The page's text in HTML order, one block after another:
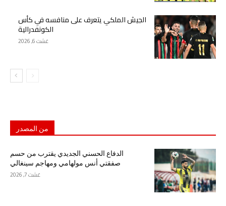
الجيش الملكي يتعرف على منافسه في كأس
الكونفدرالية
غشت 6, 2026
من المصدر
الدفاع الحسني الجديدي يقترب من حسم
صفقتي أنس مولهامي ومهاجم سينغالي
غشت 7, 2026